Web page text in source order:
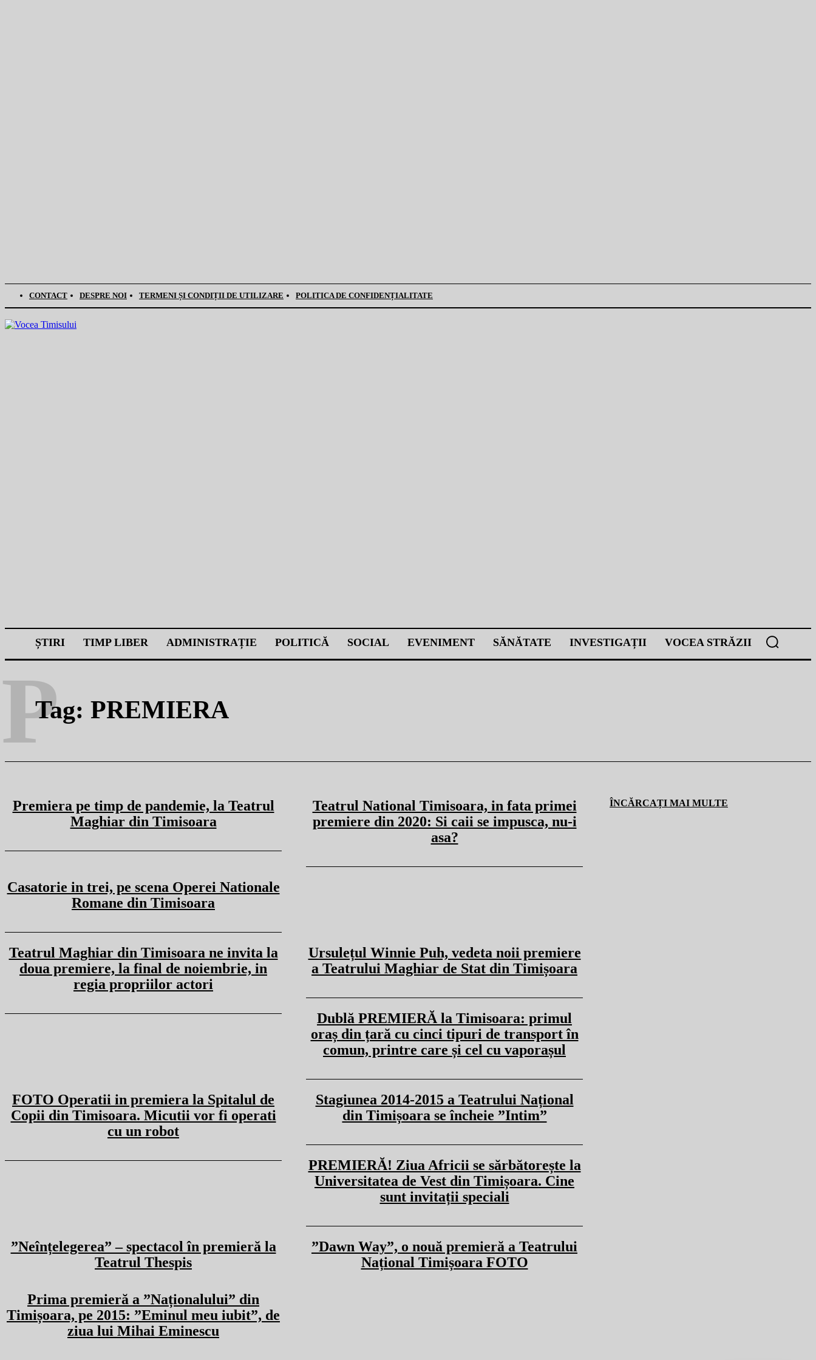
CONTACT DESPRE NOI TERMENI ȘI CONDIȚII DE UTILIZARE POLITICA DE CONFIDENȚIALITATE
ȘTIRI TIMP LIBER ADMINISTRAȚIE POLITICĂ SOCIAL EVENIMENT SĂNĂTATE INVESTIGAȚII VOCEA STRĂZII
Tag: PREMIERA
P
Premiera pe timp de pandemie, la Teatrul
Maghiar din Timisoara
Teatrul National Timisoara, in fata primei
premiere din 2020: Si caii se impusca, nu-i
asa?
Casatorie in trei, pe scena Operei Nationale
Romane din Timisoara
Teatrul Maghiar din Timisoara ne invita la
doua premiere, la final de noiembrie, in
regia propriilor actori
Ursulețul Winnie Puh, vedeta noii premiere
a Teatrului Maghiar de Stat din Timișoara
Dublă PREMIERĂ la Timisoara: primul
oraș din țară cu cinci tipuri de transport în
comun, printre care și cel cu vaporașul
FOTO Operatii in premiera la Spitalul de
Copii din Timisoara. Micutii vor fi operati
cu un robot
Stagiunea 2014-2015 a Teatrului Național
din Timișoara se încheie ”Intim”
PREMIERĂ! Ziua Africii se sărbătorește la
Universitatea de Vest din Timișoara. Cine
sunt invitații speciali
”Neînțelegerea” – spectacol în premieră la
Teatrul Thespis
”Dawn Way”, o nouă premieră a Teatrului
Național Timișoara FOTO
Prima premieră a ”Naționalului” din
Timișoara, pe 2015: ”Eminul meu iubit”, de
ziua lui Mihai Eminescu
ÎNCĂRCAȚI MAI MULTE